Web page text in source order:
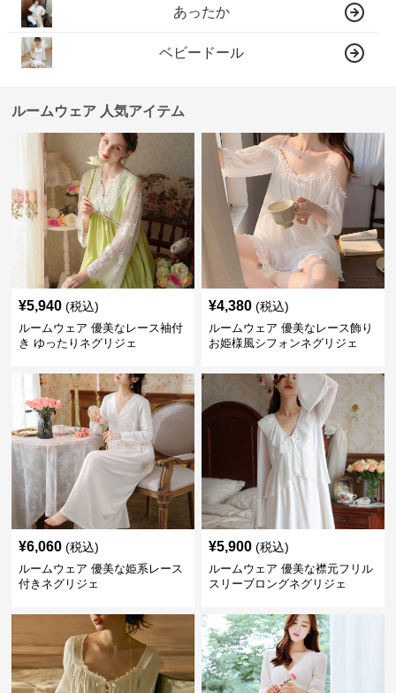
あったか
ベビードール
ルームウェア 人気アイテム
¥5,940 (税込)
ルームウェア 優美なレース袖付
き ゆったりネグリジェ
¥4,380 (税込)
ルームウェア 優美なレース飾り
お姫様風シフォンネグリジェ
¥6,060 (税込)
ルームウェア 優美な姫系レース
付きネグリジェ
¥5,900 (税込)
ルームウェア 優美な襟元フリル
スリーブロングネグリジェ